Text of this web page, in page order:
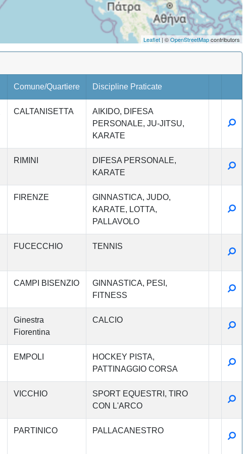
Leaflet| ©OpenStreetMapcontributors
Comune/Quartiere Discipline Praticate
CALTANISETTA AIKIDO
DIFESA
PERSONALE JU-JITSU
KARATE
RIMINI
DIFESA PERSONALE
KARATE
FIRENZE GINNASTICA JUDO
KARATE
LOTTA
PALLAVOLO
FUCECCHIO TENNIS
CAMPI BISENZIO GINNASTICA
PESI
FITNESS
Ginestra
Fiorentina
CALCIO
EMPOLI
HOCKEY PISTA
PATTINAGGIO CORSA
VICCHIO SPORT EQUESTRI
TIRO
CON L'ARCO
PARTINICO PALLACANESTRO